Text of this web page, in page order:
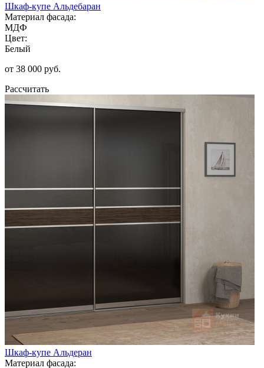
Шкаф-купе Альдебаран
Материал фасада:
МДФ
Цвет:
Белый
от 38 000 руб.
Рассчитать
Шкаф-купе Альдеран
Материал фасада: